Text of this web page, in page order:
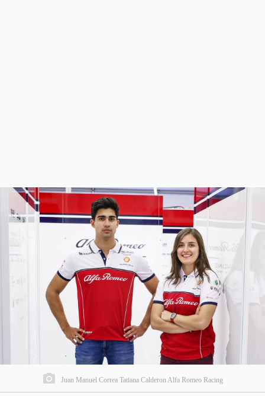
Juan Manuel Correa Tatiana Calderon Alfa Romeo Racing